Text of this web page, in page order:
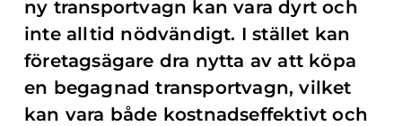
ny transportvagn kan vara dyrt och
inte alltid nödvändigt. I stället kan
företagsägare dra nytta av att köpa
en begagnad transportvagn, vilket
kan vara både kostnadseffektivt och